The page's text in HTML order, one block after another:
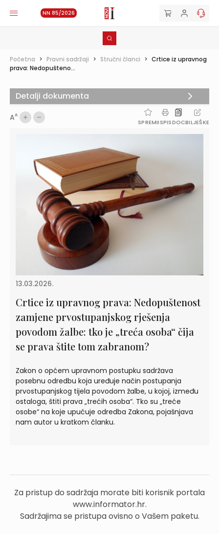
NN 85/2026
Početna > Pravni sadržaji > Stručni članci > Crtice iz upravnog
prava: Nedopušteno...
AA
SPREMIISPISDOCBILJEŠKE
13.03.2026.
Crtice iz upravnog prava: Nedopuštenost
zamjene prvostupanjskog rješenja
povodom žalbe: tko je „treća osoba“ čija
se prava štite tom zabranom?
Zakon o općem upravnom postupku sadržava
posebnu odredbu koja uređuje način postupanja
prvostupanjskog tijela povodom žalbe, u kojoj, između
ostaloga, štiti prava „trećih osoba“. Tko su „treće
osobe“ na koje upućuje odredba Zakona, pojašnjava
nam autor u kratkom članku.
Za pristup do sadržaja morate biti korisnik portala
www.informator.hr.
Sadržajima se pristupa ovisno o Vašem paketu.
Detalji dokumenta